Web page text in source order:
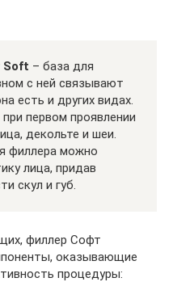
Soft – база для
с ней связывают
есть и других видах.
первом проявлении
декольте и шеи.
филлера можно
лица, придав
скул и губ.
филлер Софт
оказывающие
процедуры: